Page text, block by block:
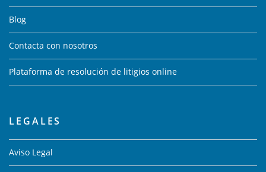
Blog
Contacta con nosotros
Plataforma de resolución de litigios online
LEGALES
Aviso Legal